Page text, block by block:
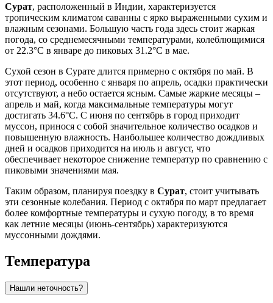
Сурат, расположенный в Индии, характеризуется
тропическим климатом саванны с ярко выраженными сухим и
влажным сезонами. Большую часть года здесь стоит жаркая
погода, со среднемесячными температурами, колеблющимися
от 22.3°C в январе до пиковых 31.2°C в мае.
Сухой сезон в Сурате длится примерно с октября по май. В
этот период, особенно с января по апрель, осадки практически
отсутствуют, а небо остается ясным. Самые жаркие месяцы –
апрель и май, когда максимальные температуры могут
достигать 34.6°C. С июня по сентябрь в город приходит
муссон, принося с собой значительное количество осадков и
повышенную влажность. Наибольшее количество дождливых
дней и осадков приходится на июль и август, что
обеспечивает некоторое снижение температур по сравнению с
пиковыми значениями мая.
Таким образом, планируя поездку в Сурат, стоит учитывать
эти сезонные колебания. Период с октября по март предлагает
более комфортные температуры и сухую погоду, в то время
как летние месяцы (июнь-сентябрь) характеризуются
муссонными дождями.
Температура
Нашли неточность?